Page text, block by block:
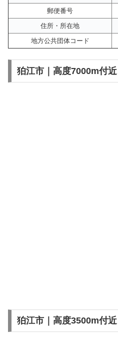
郵便番号
住所・所在地
地方公共団体コード
狛江市｜高度7000m付近
狛江市｜高度3500m付近